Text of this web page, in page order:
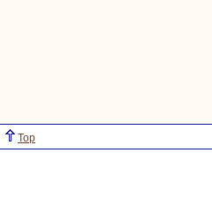
Top